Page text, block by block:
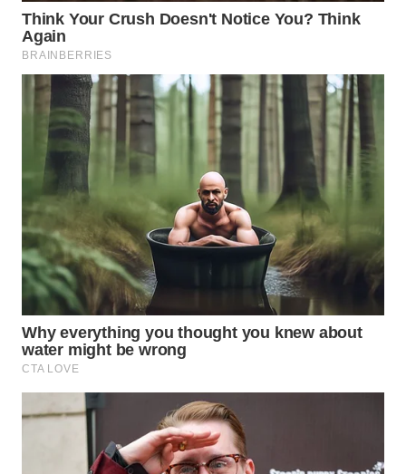
WN
TAPANULI
TENGAH
WN DELI
SERDANG
TEBING
TINGGI
WN
PAKPAK
WN
KARAWANG